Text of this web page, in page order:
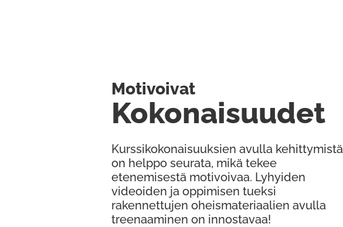
Kurssikokonaisuuksien avulla kehittymistä
on helppo seurata, mikä tekee
etenemisestä motivoivaa. Lyhyiden
videoiden ja oppimisen tueksi
rakennettujen oheismateriaalien avulla
treenaaminen on innostavaa!
Kokonaisuudet
Motivoivat